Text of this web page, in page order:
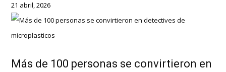
21 abril, 2026
Más de 100 personas se convirtieron en